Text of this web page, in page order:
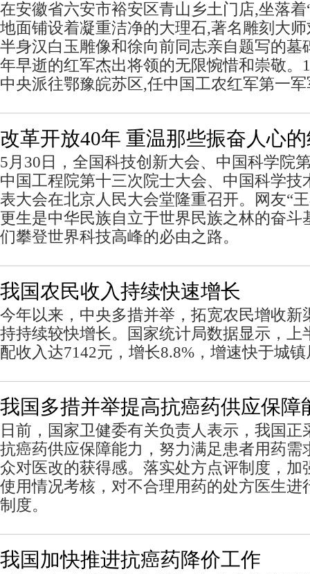
在安徽省六安市裕安区青山乡土门店,坐落
地面铺设着凝重洁净的大理石,著名雕刻大
半身汉白玉雕像和徐向前同志亲自题写的墓
年早逝的红军杰出将领的无限惋惜和崇敬。
中央派往鄂豫皖苏区,任中国工农红军第一
改革开放40年 重温那些振奋人心
5月30日，全国科技创新大会、中国科学院
中国工程院第十三次院士大会、中国科学技
表大会在北京人民大会堂隆重召开。网友“
更生是中华民族自立于世界民族之林的奋斗
们攀登世界科技高峰的必由之路。
我国农民收入持续快速增长
今年以来，中央多措并举，拓宽农民增收新
持持续较快增长。国家统计局数据显示，上
配收入达7142元，增长8.8%，增速快于城
我国多措并举提高抗癌药供应保障
日前，国家卫健委有关负责人表示，我国正
抗癌药供应保障能力，努力满足患者用药需
众对医改的获得感。落实处方点评制度，加
使用情况考核，对不合理用药的处方医生进
制度。
我国加快推进抗癌药降价工作